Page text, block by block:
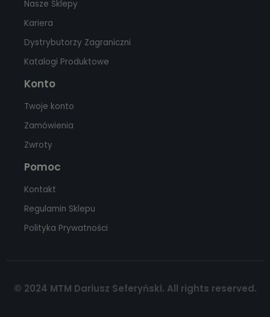
Nasze Sklepy
Kariera
Dystrybutorzy Zagraniczni
Katalogi Produktowe
Konto
Twoje konto
Zamówienia
Zwroty
Pomoc
Kontakt
Regulamin Sklepu
Polityka Prywatności
© 2024 MTM Dariusz Seferyński. All rights reserved.